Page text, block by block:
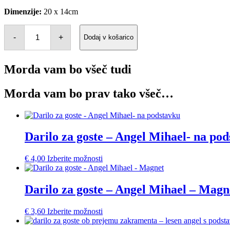
Dimenzije: 20 x 14cm
-
Leseno
vabilo
zakrament
+ Dodaj v košarico
Morda vam bo všeč tudi
Morda vam bo prav tako všeč…
Darilo za goste – Angel Mihael- na
€ 4,00 Izberite možnosti
Darilo za goste – Angel Mihael –
€ 3,60 Izberite možnosti